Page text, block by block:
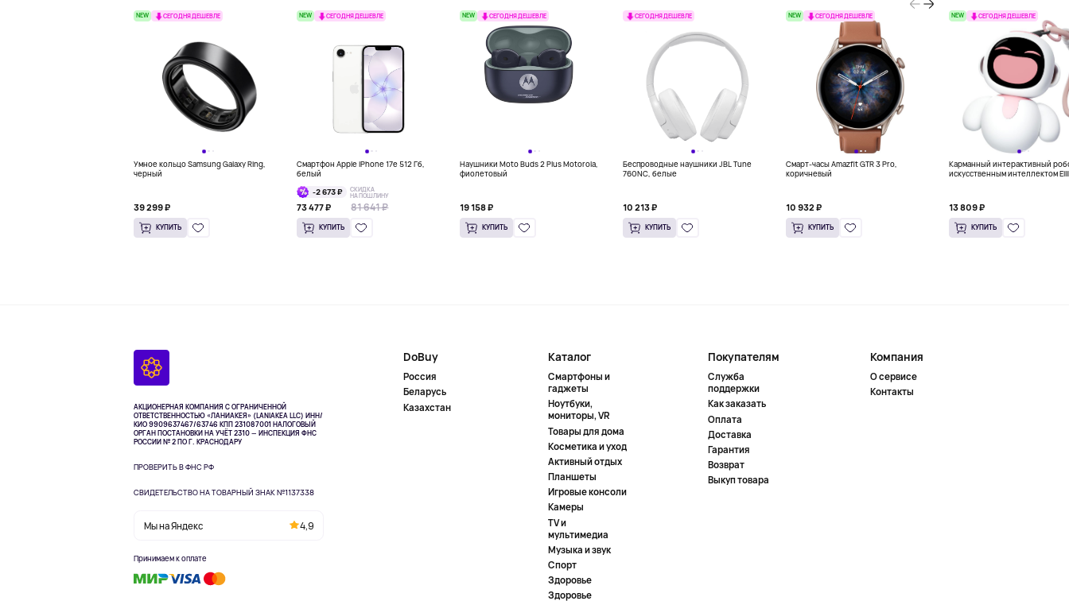
NEW СЕГОДНЯ ДЕШЕВЛЕ
Умное кольцо Samsung Galaxy Ring,
черный
39 299 ₽
КУПИТЬ
NEW СЕГОДНЯ ДЕШЕВЛЕ
Смартфон Apple iPhone 17e 512 Гб,
белый
-2 673 ₽
СКИДКА
НА ПОШЛИНУ
73 477 ₽ 81 641 ₽
КУПИТЬ
NEW СЕГОДНЯ ДЕШЕВЛЕ
Наушники Moto Buds 2 Plus Motorola,
фиолетовый
19 158 ₽
КУПИТЬ
СЕГОДНЯ ДЕШЕВЛЕ
Беспроводные наушники JBL Tune
760NC, белые
10 213 ₽
КУПИТЬ
NEW СЕГОДНЯ ДЕШЕВЛЕ
Смарт-часы Amazfit GTR 3 Pro,
коричневый
10 932 ₽
КУПИТЬ
NEW СЕГОДНЯ ДЕШЕВЛЕ
Карманный интерактивный
искусственным интеллектом
13 809 ₽
КУПИТЬ
АКЦИОНЕРНАЯ КОМПАНИЯ С ОГРАНИЧЕННОЙ
ОТВЕТСТВЕННОСТЬЮ «ЛАНИАКЕЯ» (LANIAKEA LLC) ИНН/
КИО 9909637467/63746 КПП 231087001НАЛОГОВЫЙ
ОРГАН ПОСТАНОВКИ НА УЧЁТ 2310 — ИНСПЕКЦИЯ ФНС
РОССИИ № 2 ПО Г. КРАСНОДАРУ
ПРОВЕРИТЬ В ФНС РФ
СВИДЕТЕЛЬСТВО НА ТОВАРНЫЙ ЗНАК №1137338
Мы на Яндекс 4,9
Принимаем к оплате
DoBuy
Россия
Беларусь
Казахстан
Каталог
Смартфоны и
гаджеты
Ноутбуки,
мониторы, VR
Товары для дома
Косметика и уход
Активный отдых
Планшеты
Игровые консоли
Камеры
TV и
мультимедиа
Музыка и звук
Спорт
Здоровье
Здоровье
Покупателям
Служба
поддержки
Как заказать
Оплата
Доставка
Гарантия
Возврат
Выкуп товара
Компания
О сервисе
Контакты